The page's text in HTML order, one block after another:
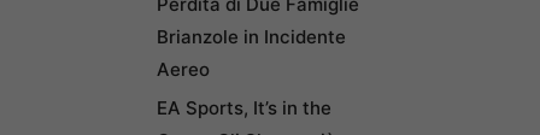
Perdita di Due Famiglie
Brianzole in Incidente
Aereo
EA Sports, It’s in the